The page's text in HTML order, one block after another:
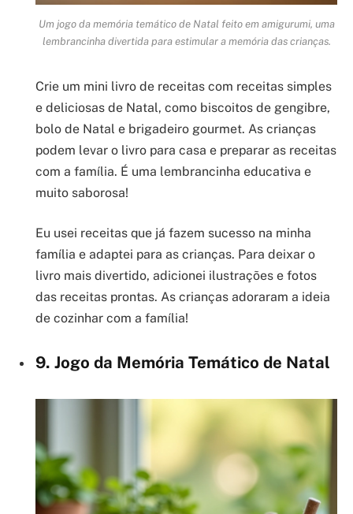
Um jogo da memória temático de Natal feito em amigurumi, uma
lembrancinha divertida para estimular a memória das crianças.
Crie um mini livro de receitas com receitas simples
e deliciosas de Natal, como biscoitos de gengibre,
bolo de Natal e brigadeiro gourmet. As crianças
podem levar o livro para casa e preparar as receitas
com a família. É uma lembrancinha educativa e
muito saborosa!
Eu usei receitas que já fazem sucesso na minha
família e adaptei para as crianças. Para deixar o
livro mais divertido, adicionei ilustrações e fotos
das receitas prontas. As crianças adoraram a ideia
de cozinhar com a família!
9. Jogo da Memória Temático de Natal